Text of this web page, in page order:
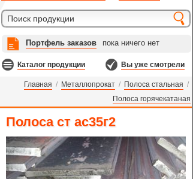
Портфель заказов пока ничего нет
Каталог продукции Вы уже смотрели
Главная / Металлопрокат / Полоса стальная /
Полоса горячекатаная
Полоса ст ас35г2